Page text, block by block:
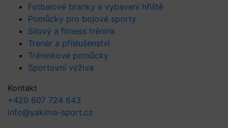
Fotbalové branky a vybavení hřiště
Pomůcky pro bojové sporty
Silový a fitness trénink
Trenér a příslušenství
Tréninkové pomůcky
Sportovní výživa
Kontakt
+420 607 724 643
info@yakima-sport.cz